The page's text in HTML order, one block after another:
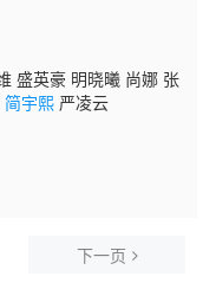
绮 王远达 钟卫华 周
于恒 杨大鹏 冯晖 林栋
盛英豪 明晓曦 尚娜 张
简宇熙严凌云
下一页